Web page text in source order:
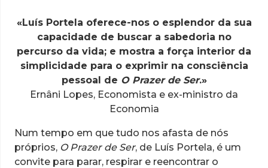
«Luís Portela oferece-nos o esplendor da sua
capacidade de buscar a sabedoria no
percurso da vida; e mostra a força interior da
simplicidade para o exprimir na consciência
pessoal de O Prazer de Ser.»
Ernâni Lopes, Economista e ex-ministro da
Economia
Num tempo em que tudo nos afasta de nós
próprios, O Prazer de Ser, de Luís Portela, é um
convite para parar, respirar e reencontrar o